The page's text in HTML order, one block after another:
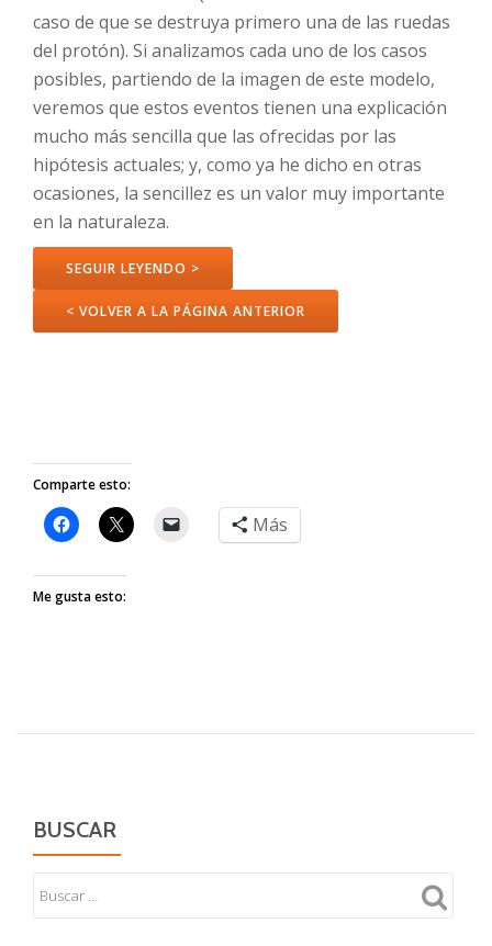
caso de que se destruya primero una de las ruedas
del protón). Si analizamos cada uno de los casos
posibles, partiendo de la imagen de este modelo,
veremos que estos eventos tienen una explicación
mucho más sencilla que las ofrecidas por las
hipótesis actuales; y, como ya he dicho en otras
ocasiones, la sencillez es un valor muy importante
en la naturaleza.
SEGUIR LEYENDO >
< VOLVER A LA PÁGINA ANTERIOR
Comparte esto:
Más
Me gusta esto:
BUSCAR